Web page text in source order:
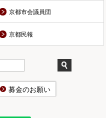
京都市会議員団
京都民報
募金のお願い